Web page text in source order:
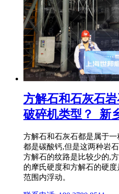
方解石和石灰石
破碎机类型？_新
方解石和石灰石都是属于
都是碳酸钙,但是这两种岩
方解石的纹路是比较少的,
的摩氏硬度和方解石的硬
范围内浮动。